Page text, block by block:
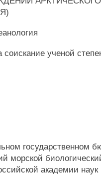
ученой
государственном
морской
академии наук